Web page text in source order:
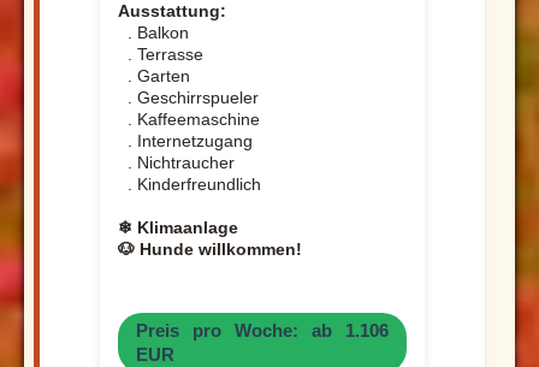
Ausstattung:
. Balkon
. Terrasse
. Garten
. Geschirrspueler
. Kaffeemaschine
. Internetzugang
. Nichtraucher
. Kinderfreundlich
❄ Klimaanlage
🐶 Hunde willkommen!
Preis pro Woche: ab 1.106
EUR